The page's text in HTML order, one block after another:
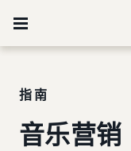
指南
音乐营销